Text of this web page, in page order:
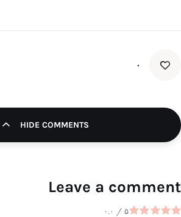
۰
HIDE COMMENTS
Leave a comment
۰.۰ / ۵